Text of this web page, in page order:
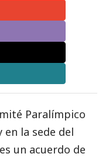
Paralímpico
en la sede del
un acuerdo de